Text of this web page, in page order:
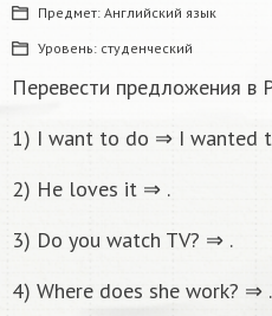
Предмет: Английский язык
Уровень: студенческий
Перевести предложения в
1) I want to do ⇒ I wanted
2) He loves it ⇒ .
3) Do you watch TV? ⇒ .
4) Where does she work? ⇒ .